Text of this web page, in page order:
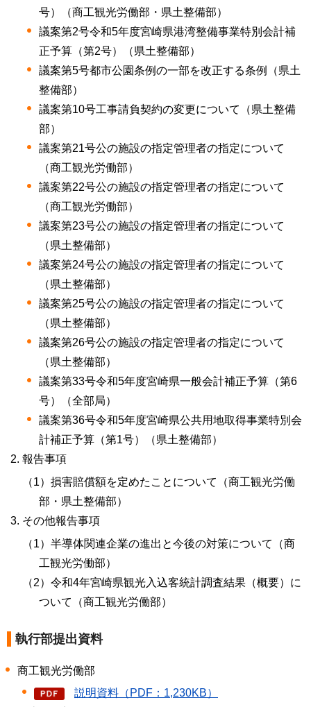
号）（商工観光労働部・県土整備部）
議案第2号令和5年度宮崎県港湾整備事業特別会計補
正予算（第2号）（県土整備部）
議案第5号都市公園条例の一部を改正する条例（県土
整備部）
議案第10号工事請負契約の変更について（県土整備
部）
議案第21号公の施設の指定管理者の指定について
（商工観光労働部）
議案第22号公の施設の指定管理者の指定について
（商工観光労働部）
議案第23号公の施設の指定管理者の指定について
（県土整備部）
議案第24号公の施設の指定管理者の指定について
（県土整備部）
議案第25号公の施設の指定管理者の指定について
（県土整備部）
議案第26号公の施設の指定管理者の指定について
（県土整備部）
議案第33号令和5年度宮崎県一般会計補正予算（第6
号）（全部局）
議案第36号令和5年度宮崎県公共用地取得事業特別会
計補正予算（第1号）（県土整備部）
報告事項
（1）損害賠償額を定めたことについて（商工観光労働
部・県土整備部）
その他報告事項
（1）半導体関連企業の進出と今後の対策について（商
工観光労働部）
（2）令和4年宮崎県観光入込客統計調査結果（概要）に
ついて（商工観光労働部）
執行部提出資料
商工観光労働部
説明資料（PDF：1,230KB）